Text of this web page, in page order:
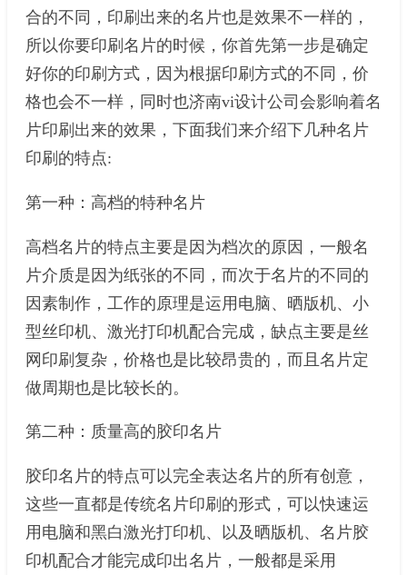
合的不同，印刷出来的名片也是效果不一样的，
所以你要印刷名片的时候，你首先第一步是确定
好你的印刷方式，因为根据印刷方式的不同，价
格也会不一样，同时也济南vi设计公司会影响着名
片印刷出来的效果，下面我们来介绍下几种名片
印刷的特点:
第一种：高档的特种名片
高档名片的特点主要是因为档次的原因，一般名
片介质是因为纸张的不同，而次于名片的不同的
因素制作，工作的原理是运用电脑、晒版机、小
型丝印机、激光打印机配合完成，缺点主要是丝
网印刷复杂，价格也是比较昂贵的，而且名片定
做周期也是比较长的。
第二种：质量高的胶印名片
胶印名片的特点可以完全表达名片的所有创意，
这些一直都是传统名片印刷的形式，可以快速运
用电脑和黑白激光打印机、以及晒版机、名片胶
印机配合才能完成印出名片，一般都是采用